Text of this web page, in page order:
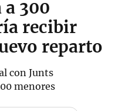
300
recibir
reparto
con Junts
menores